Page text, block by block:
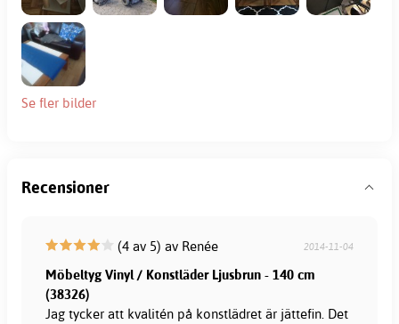
Se fler bilder
Recensioner
(4 av 5) av Renée 2014-11-04
Möbeltyg Vinyl / Konstläder Ljusbrun - 140 cm
(38326)
Jag tycker att kvalitén på konstlädret är jättefin. Det